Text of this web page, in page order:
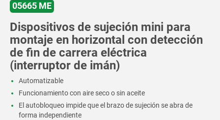
05665 ME
Dispositivos de sujeción mini para
montaje en horizontal con detección
de fin de carrera eléctrica
(interruptor de imán)
Automatizable
Funcionamiento con aire seco o sin aceite
El autobloqueo impide que el brazo de sujeción se abra de
forma independiente